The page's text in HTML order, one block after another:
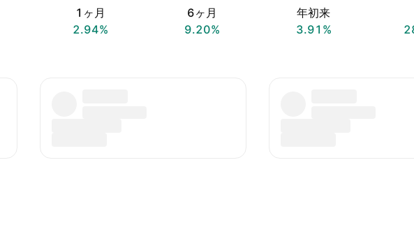
1ヶ月
2.94%
6ヶ月
9.20%
年初来
3.91%